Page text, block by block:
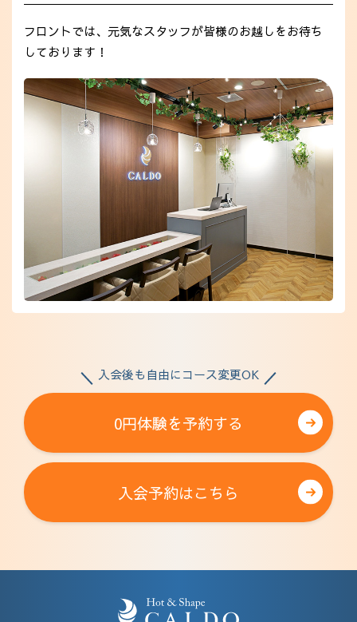
フロントでは、元気なスタッフが皆様のお越しをお待ち
しております！
入会後も自由にコース変更OK
0円体験を予約する
入会予約はこちら